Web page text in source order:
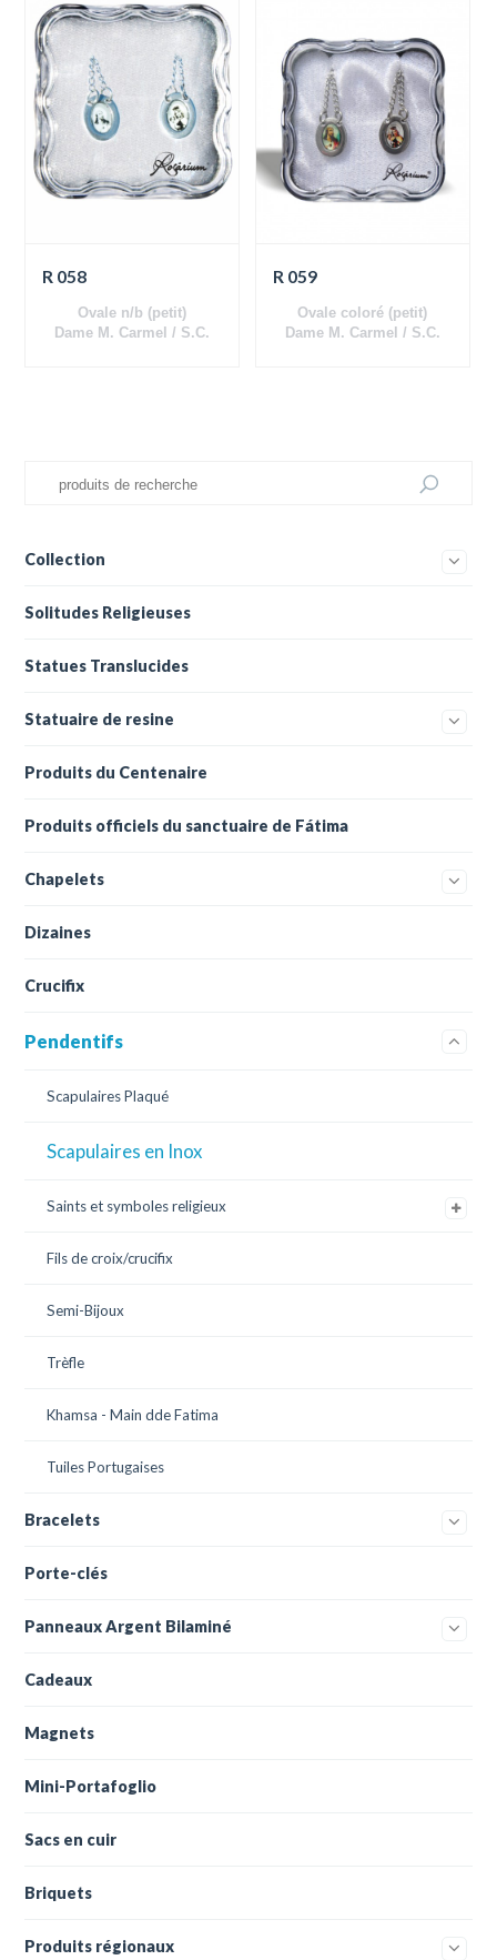
R 058
Ovale n/b (petit)
Dame M. Carmel / S.C.
R 059
Ovale coloré (petit)
Dame M. Carmel / S.C.
Collection
Solitudes Religieuses
Statues Translucides
Statuaire de resine
Produits du Centenaire
Produits officiels du sanctuaire de Fátima
Chapelets
Dizaines
Crucifix
Pendentifs
Scapulaires Plaqué
Scapulaires en Inox
Saints et symboles religieux
Fils de croix/crucifix
Semi-Bijoux
Trèfle
Khamsa - Main dde Fatima
Tuiles Portugaises
Bracelets
Porte-clés
Panneaux Argent Bilaminé
Cadeaux
Magnets
Mini-Portafoglio
Sacs en cuir
Briquets
Produits régionaux